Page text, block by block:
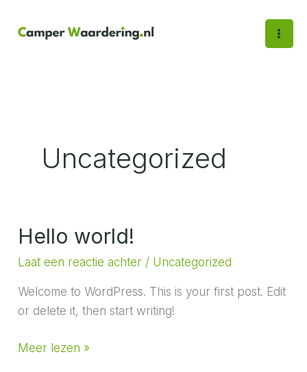
naar
Uncategorized
Hello world!
Laat een reactie achter / Uncategorized
Welcome to WordPress. This is your first post. Edit
or delete it, then start writing!
Hello
Meer lezen »